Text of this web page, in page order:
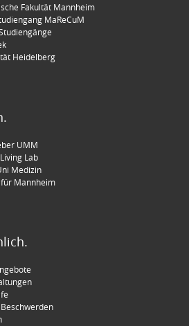
Fakultät Mannheim
MaReCuM
Heidelberg
UMM
Living Lab
Medizin
Mannheim